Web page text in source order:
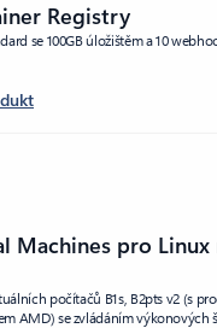
Registry
se 100GB úložištěm a 10
Machines pro Linux
počítačů B1s, B2pts v2 (s
AMD) se zvládáním výkonových